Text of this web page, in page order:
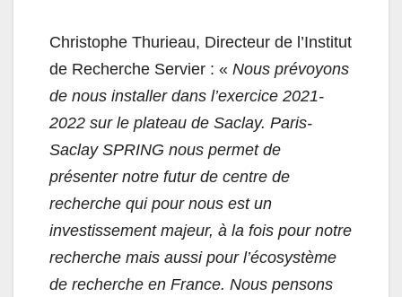
Christophe Thurieau, Directeur de l’Institut
de Recherche Servier : « Nous prévoyons
de nous installer dans l’exercice 2021-
2022 sur le plateau de Saclay. Paris-
Saclay SPRING nous permet de
présenter notre futur de centre de
recherche qui pour nous est un
investissement majeur, à la fois pour notre
recherche mais aussi pour l’écosystème
de recherche en France. Nous pensons